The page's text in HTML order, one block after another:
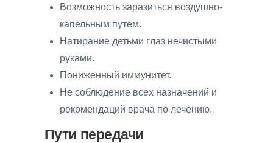
Возможность заразиться воздушно-
капельным путем.
Натирание детьми глаз нечистыми
руками.
Пониженный иммунитет.
Не соблюдение всех назначений и
рекомендаций врача по лечению.
Пути передачи